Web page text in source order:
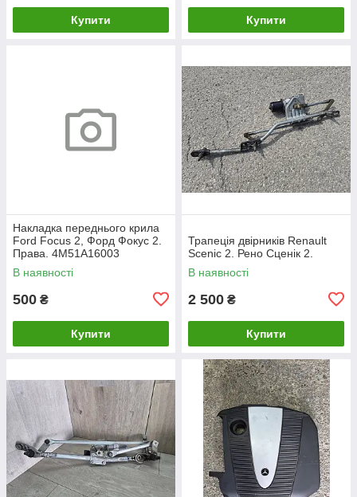
Купити Купити
Накладка переднього крила
Ford Focus 2, Форд Фокус 2.
Права. 4M51A16003
В наявності
500 ₴
Купити
Трапеція двірників Renault
Scenic 2. Рено Сценік 2.
В наявності
2 500 ₴
Купити